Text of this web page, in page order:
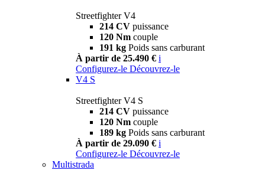
Streetfighter V4
214 CV puissance
120 Nm couple
191 kg Poids sans carburant
À partir de 25.490 € i
Configurez-le Découvrez-le
V4 S
Streetfighter V4 S
214 CV puissance
120 Nm couple
189 kg Poids sans carburant
À partir de 29.090 € i
Configurez-le Découvrez-le
Multistrada